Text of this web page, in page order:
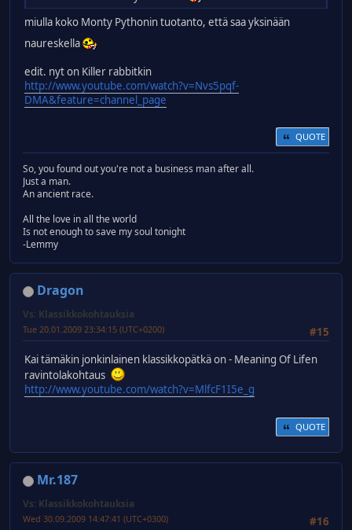
miulla koko Monty Pythonin tuotanto, että saa yksinään
naureskella
edit. nyt on Killer rabbitkin
http://www.youtube.com/watch?v=Nvs5pqf-
DMA&feature=channel_page
QUOTE
So, you found out you're not a business man after all.
Just a man.
An ancient race.
All the love in all the world
Is not enough to save my soul tonight
-Lemmy
Dragon
Vs: Klassikkokohtauksia
#15
Tue 20.01.2009 23:34:15 (UTC+0200)
Kai tämäkin jonkinlainen klassikkopätkä on - Meaning Of Lifen
ravintolakohtaus
http://www.youtube.com/watch?v=MlfcF1I5e_g
QUOTE
Mr.187
Vs: Klassikkokohtauksia
#16
Wed 30.09.2009 14:47:41 (UTC+0300)